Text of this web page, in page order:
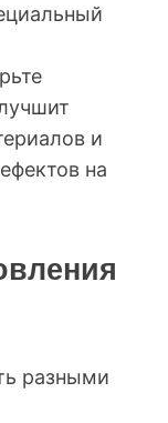
и
на
разными